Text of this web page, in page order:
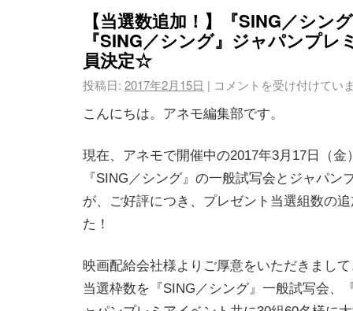
【当選数追加！】『SING／シン
『SING／シング』ジャパンプレ
員決定☆
投稿日: 2017年2月15日 | コメントを受け付けてい
こんにちは。アネモ編集部です。
現在、アネモで開催中の2017年3月17日（金
『SING／シング』の一般試写会とジャパン
が、ご好評につき、プレゼント当選組数の
た！
映画配給会社様よりご厚意をいただきまし
当選枠数を『SING／シング』一般試写会、